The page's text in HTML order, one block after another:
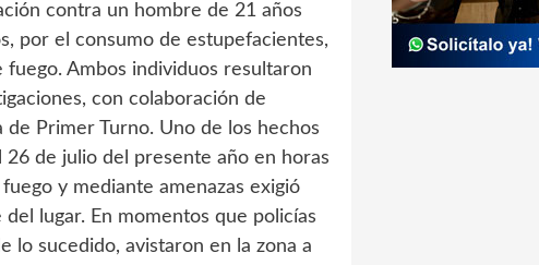
contra un hombre de 21 años
por el consumo de estupefacientes,
Ambos individuos resultaron
con colaboración de
Primer Turno. Uno de los hechos
de julio del presente año en horas
y mediante amenazas exigió
lugar. En momentos que policías
lo sucedido, avistaron en la zona a